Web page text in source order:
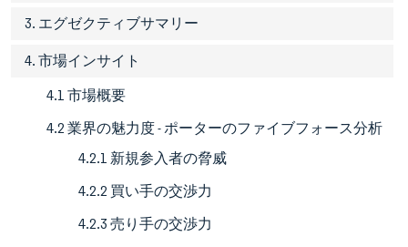
3. エグゼクティブサマリー
4. 市場インサイト
4.1 市場概要
4.2 業界の魅力度 - ポーターのファイブフォース分析
4.2.1 新規参入者の脅威
4.2.2 買い手の交渉力
4.2.3 売り手の交渉力